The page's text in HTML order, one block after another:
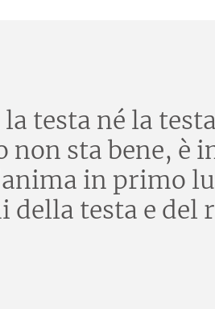
testa né la
sta bene, è
in primo
della testa e del